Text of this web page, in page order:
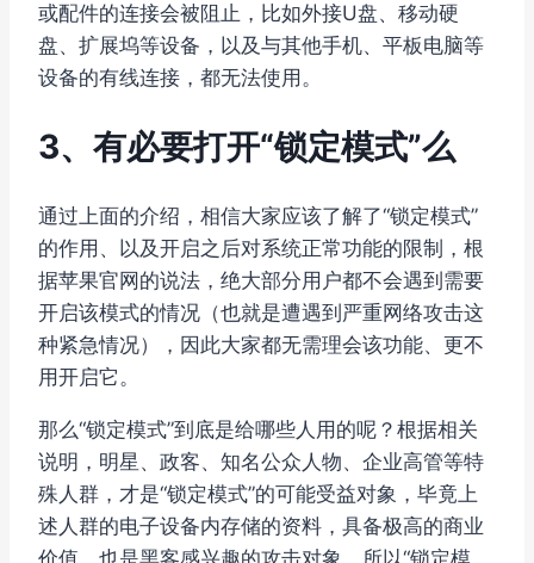
或配件的连接会被阻止，比如外接U盘、移动硬
盘、扩展坞等设备，以及与其他手机、平板电脑等
设备的有线连接，都无法使用。
3、有必要打开“锁定模式”么
通过上面的介绍，相信大家应该了解了“锁定模式”
的作用、以及开启之后对系统正常功能的限制，根
据苹果官网的说法，绝大部分用户都不会遇到需要
开启该模式的情况（也就是遭遇到严重网络攻击这
种紧急情况），因此大家都无需理会该功能、更不
用开启它。
那么“锁定模式”到底是给哪些人用的呢？根据相关
说明，明星、政客、知名公众人物、企业高管等特
殊人群，才是“锁定模式”的可能受益对象，毕竟上
述人群的电子设备内存储的资料，具备极高的商业
价值、也是黑客感兴趣的攻击对象，所以“锁定模